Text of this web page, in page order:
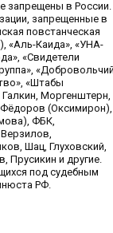
запрещены в России.
запрещенные в
повстанческая
«Аль-Каида», «УНА-
«Свидетели
«Штабы
Моргенштерн,
(Оксимирон),
ФБК,
Шац, Глуховский,
Прусикин и другие.
под судебным
РФ.